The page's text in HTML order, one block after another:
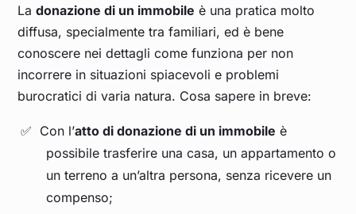
Ladonazione di un immobile è una pratica molto
diffusa, specialmente tra familiari, ed è bene
conoscere nei dettagli come funziona per non
incorrere in situazioni spiacevoli e problemi
burocratici di varia natura. Cosa sapere in breve:
Con l’atto di donazione di un immobile è
possibile trasferire una casa, un appartamento o
un terreno a un’altra persona, senza ricevere un
compenso;